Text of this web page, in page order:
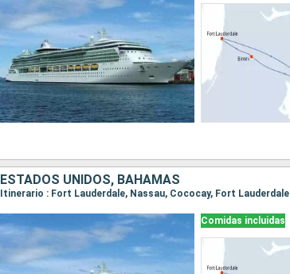
ESTADOS UNIDOS, BAHAMAS
Itinerario : Fort Lauderdale, Nassau, Cococay, Fort Lauderdale
Comidas incluidas